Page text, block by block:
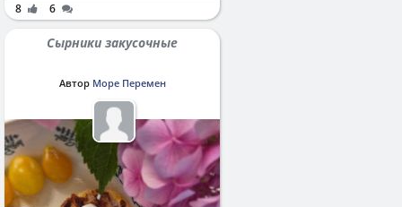
8 6
Сырники закусочные
Автор Море Перемен